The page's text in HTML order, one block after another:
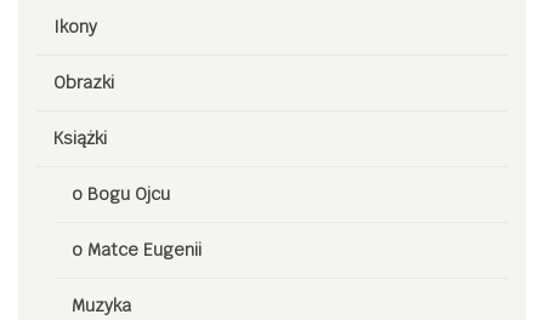
Ikony
Obrazki
Książki
o Bogu Ojcu
o Matce Eugenii
Muzyka